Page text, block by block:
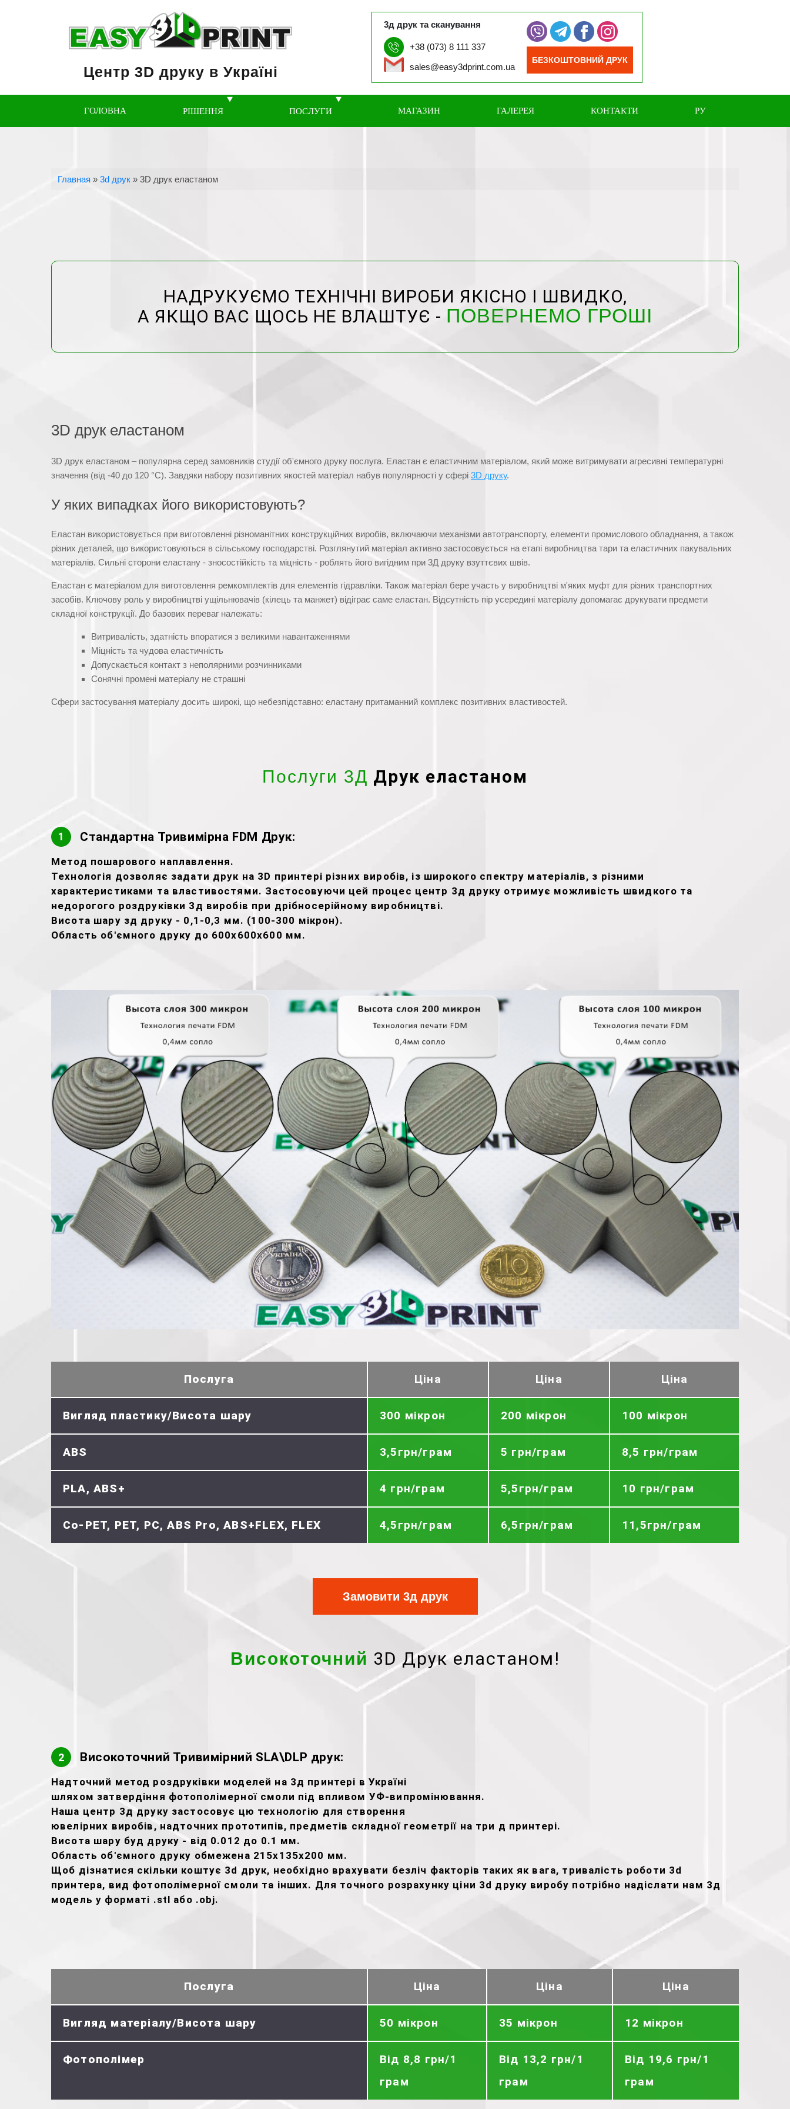
Центр 3D друку в Україні
3д друк та сканування
+38 (073) 8 111 337
sales@easy3dprint.com.ua
БЕЗКОШТОВНИЙ ДРУК
ГОЛОВНА РІШЕННЯ ПОСЛУГИ МАГАЗИН ГАЛЕРЕЯ КОНТАКТИ РУ
Главная »3d друк »3D друк еластаном
НАДРУКУЄМО ТЕХНІЧНІ ВИРОБИ ЯКІСНО І ШВИДКО,
А ЯКЩО ВАС ЩОСЬ НЕ ВЛАШТУЄ - ПОВЕРНЕМО ГРОШІ
3D друк еластаном
3D друк еластаном – популярна серед замовників студії об'ємного друку послуга. Еластан є еластичним матеріалом, який може витримувати агресивні температурні
значення (від -40 до 120 °C). Завдяки набору позитивних якостей матеріал набув популярності у сфері 3D друку.
У яких випадках його використовують?
Еластан використовується при виготовленні різноманітних конструкційних виробів, включаючи механізми автотранспорту, елементи промислового обладнання, а також
різних деталей, що використовуються в сільському господарстві. Розглянутий матеріал активно застосовується на етапі виробництва тари та еластичних пакувальних
матеріалів. Сильні сторони еластану - зносостійкість та міцність - роблять його вигідним при 3Д друку взуттєвих швів.
Еластан є матеріалом для виготовлення ремкомплектів для елементів гідравліки. Також матеріал бере участь у виробництві м'яких муфт для різних транспортних
засобів. Ключову роль у виробництві ущільнювачів (кілець та манжет) відіграє саме еластан. Відсутність пір усередині матеріалу допомагає друкувати предмети
складної конструкції. До базових переваг належать:
Витривалість, здатність впоратися з великими навантаженнями
Міцність та чудова еластичність
Допускається контакт з неполярними розчинниками
Сонячні промені матеріалу не страшні
Сфери застосування матеріалу досить широкі, що небезпідставно: еластану притаманний комплекс позитивних властивостей.
Послуги 3Д Друк еластаном
1 Стандартна Тривимірна FDM Друк:
Метод пошарового наплавлення.
Технологія дозволяє задати друк на 3D принтері різних виробів, із широкого спектру матеріалів, з різними
характеристиками та властивостями. Застосовуючи цей процес центр 3д друку отримує можливість швидкого та
недорогого роздруківки 3д виробів при дрібносерійному виробництві.
Висота шару зд друку - 0,1-0,3 мм. (100-300 мікрон).
Область об'ємного друку до 600х600х600 мм.
Послуга Ціна Ціна Ціна
Вигляд пластику/Висота шару 300 мікрон 200 мікрон 100 мікрон
ABS 3,5грн/грам 5 грн/грам 8,5 грн/грам
PLA, ABS+ 4 грн/грам 5,5грн/грам 10 грн/грам
Co-PET, PET, PC, ABS Pro, ABS+FLEX, FLEX 4,5грн/грам 6,5грн/грам 11,5грн/грам
Замовити 3д друк
Високоточний 3D Друк еластаном!
2 Високоточний Тривимірний SLA\DLP друк:
Надточний метод роздруківки моделей на 3д принтері в Україні
шляхом затвердіння фотополімерної смоли під впливом УФ-випромінювання.
Наша центр 3д друку застосовує цю технологію для створення
ювелірних виробів, надточних прототипів, предметів складної геометрії на три д принтері.
Висота шару буд друку - від 0.012 до 0.1 мм.
Область об'ємного друку обмежена 215х135х200 мм.
Щоб дізнатися скільки коштує 3d друк, необхідно врахувати безліч факторів таких як вага, тривалість роботи 3d
принтера, вид фотополімерної смоли та інших. Для точного розрахунку ціни 3d друку виробу потрібно надіслати нам 3д
модель у форматі .stl або .obj.
Послуга Ціна Ціна Ціна
Вигляд матеріалу/Висота шару 50 мікрон 35 мікрон 12 мікрон
Фотополімер
Від 8,8 грн/1
грам
Від 13,2 грн/1
грам
Від 19,6 грн/1
грам